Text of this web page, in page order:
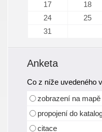
17 18
24
25
31
Anketa
Co z níže uvedeného
zobrazení na mapě
propojení do
citace